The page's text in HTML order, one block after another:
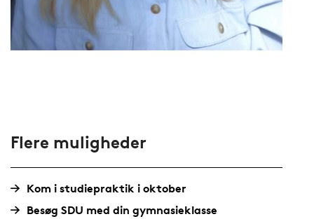
Flere muligheder
Kom i studiepraktik i oktober
Besøg SDU med din gymnasieklasse